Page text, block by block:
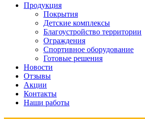
Продукция
Покрытия
Детские комплексы
Благоустройство территории
Ограждения
Спортивное оборудование
Готовые решения
Новости
Отзывы
Акции
Контакты
Наши работы